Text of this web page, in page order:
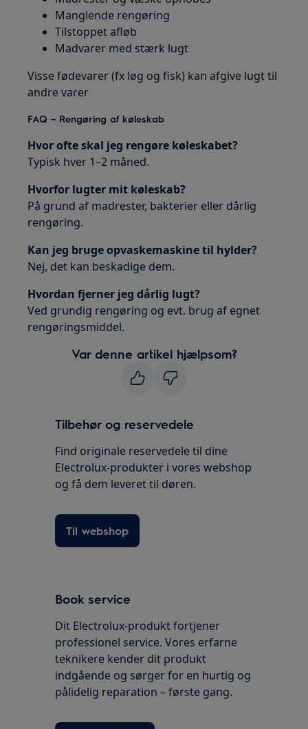
Manglende rengøring
Tilstoppet afløb
Madvarer med stærk lugt
Visse fødevarer (fx løg og fisk) kan afgive lugt til
andre varer
FAQ – Rengøring af køleskab
Hvor ofte skal jeg rengøre køleskabet?
Typisk hver 1–2 måned.
Hvorfor lugter mit køleskab?
På grund af madrester, bakterier eller dårlig
rengøring.
Kan jeg bruge opvaskemaskine til hylder?
Nej, det kan beskadige dem.
Hvordan fjerner jeg dårlig lugt?
Ved grundig rengøring og evt. brug af egnet
rengøringsmiddel.
Var denne artikel hjælpsom?
Tilbehør og reservedele
Find originale reservedele til dine
Electrolux-produkter i vores webshop
og få dem leveret til døren.
Til webshop
Book service
Dit Electrolux-produkt fortjener
professionel service. Vores erfarne
teknikere kender dit produkt
indgående og sørger for en hurtig og
pålidelig reparation – første gang.